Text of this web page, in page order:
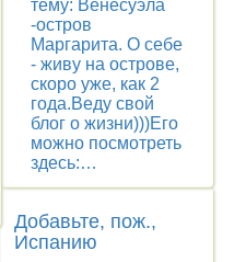
тему: Венесуэла
-остров
Маргарита. О себе
- живу на острове,
скоро уже, как 2
года.Веду свой
блог о жизни)))Его
можно посмотреть
здесь:…
Добавьте, пож.,
Испанию